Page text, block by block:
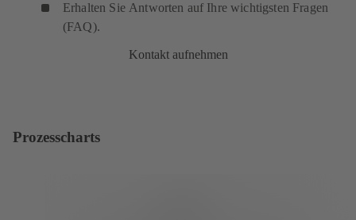
Erhalten Sie Antworten auf Ihre wichtigsten Fragen
(FAQ).
Kontakt aufnehmen
Prozesscharts